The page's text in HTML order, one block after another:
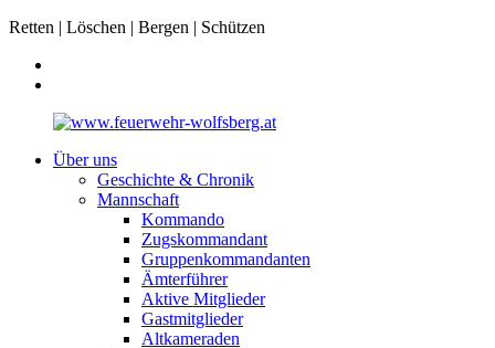
Retten | Löschen | Bergen | Schützen
Über uns
Geschichte & Chronik
Mannschaft
Kommando
Zugskommandant
Gruppenkommandanten
Ämterführer
Aktive Mitglieder
Gastmitglieder
Altkameraden